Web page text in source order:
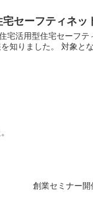
セーフティネッ
宅活用型住宅セーフ
知りました。 対象と
創業セミナー開